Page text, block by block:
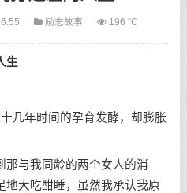
励志故事 196 ℃
生
年时间的孕育发酵，却膨胀
与我同龄的两个女人的消
地大吃酣睡，虽然我承认我原